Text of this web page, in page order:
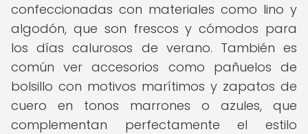
confeccionadas con materiales como lino y
algodón, que son frescos y cómodos para
los días calurosos de verano. También es
común ver accesorios como pañuelos de
bolsillo con motivos marítimos y zapatos de
cuero en tonos marrones o azules, que
complementan perfectamente el estilo